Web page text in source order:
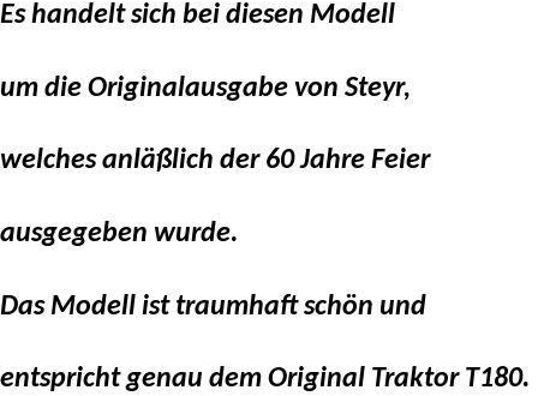
Es handelt sich bei diesen Modell
um die Originalausgabe von Steyr,
welches anläßlich der 60 Jahre Feier
ausgegeben wurde.
Das Modell ist traumhaft schön und
entspricht genau dem Original Traktor T180.